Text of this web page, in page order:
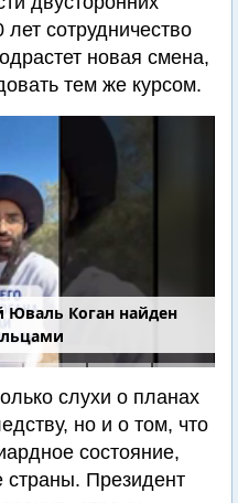
сотрудничество
новая смена,
тем же курсом.
Юваль Коган найден
слухи о планах
но и о том, что
состояние,
страны. Президент